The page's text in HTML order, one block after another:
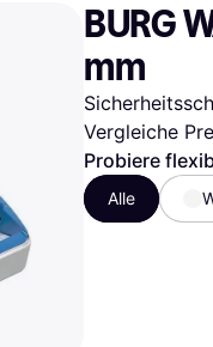
Sofort bezahlen
Bezahle in 3
Teilzahlungen
Bezahle in bis zu 30
Ratenzahlung
H&M
Temu
Alle Shops
BURG
mm
Vergleiche
Probiere
Alle